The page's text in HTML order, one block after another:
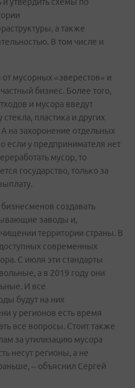
а также
В том числе и
мусорных «эверестов» и
бизнес. Более того,
и мусора введут
пластика и других
на захоронение отдельных
если у предпринимателя нет
мусор, то
государство, только за
создавать
заводы и,
территории страны. В
современных
С июля эти стандарты
а в 2019 году они
И все
будут на них
у регионов есть время
все вопросы. Стоит также
за утилизацию мусора
несут регионы, а не
– объяснил Сергей